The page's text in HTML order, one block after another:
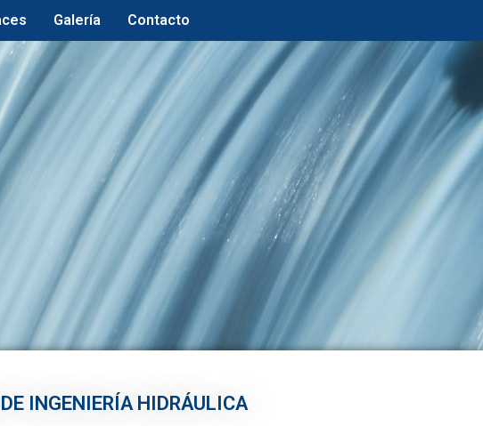
Galería Contacto
INGENIERÍA HIDRÁULICA